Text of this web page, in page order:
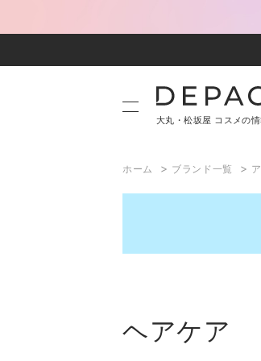
大丸・松坂屋 コスメの
ホーム > ブランド一覧 >
ヘアケア